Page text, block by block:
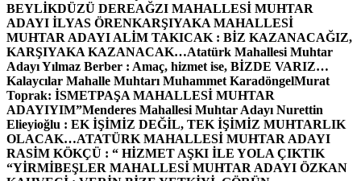
BEYLİKDÜZÜ DEREAĞZI MAHALLESİ MUHTAR
ADAYI İLYAS ÖRENKARŞIYAKA MAHALLESİ
MUHTAR ADAYI ALİM TAKICAK : BİZ KAZANACAĞIZ,
KARŞIYAKA KAZANACAK…Atatürk Mahallesi Muhtar
Adayı Yılmaz Berber : Amaç, hizmet ise, BİZDE VARIZ…
Kalaycılar Mahalle Muhtarı Muhammet KaradöngelMurat
Toprak: İSMETPAŞA MAHALLESİ MUHTAR
ADAYIYIM”Menderes Mahallesi Muhtar Adayı Nurettin
Elieyioğlu : EK İŞİMİZ DEĞİL, TEK İŞİMİZ MUHTARLIK
OLACAK…ATATÜRK MAHALLESİ MUHTAR ADAYI
RASİM KÖKÇÜ : “ HİZMET AŞKI İLE YOLA ÇIKTIK
“YİRMİBEŞLER MAHALLESİ MUHTAR ADAYI ÖZKAN